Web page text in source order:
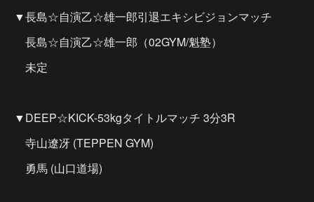
▼長島☆自演乙☆雄一郎引退エキシビジョンマッチ
長島☆自演乙☆雄一郎（02GYM/魁塾）
未定
▼DEEP☆KICK-53kgタイトルマッチ 3分3R
寺山遼冴 (TEPPEN GYM)
勇馬 (山口道場)